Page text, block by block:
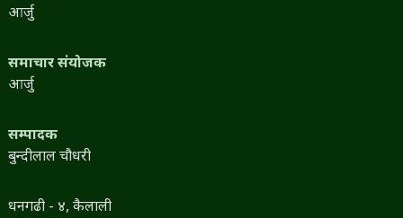
आर्जु
समाचार संयोजक
आर्जु
सम्पादक
बुन्दीलाल चौधरी
धनगढी - ४, कैलाली